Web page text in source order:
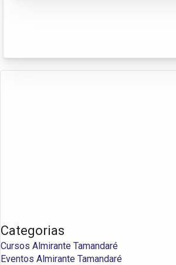
Categorias
Cursos Almirante Tamandaré
Eventos Almirante Tamandaré